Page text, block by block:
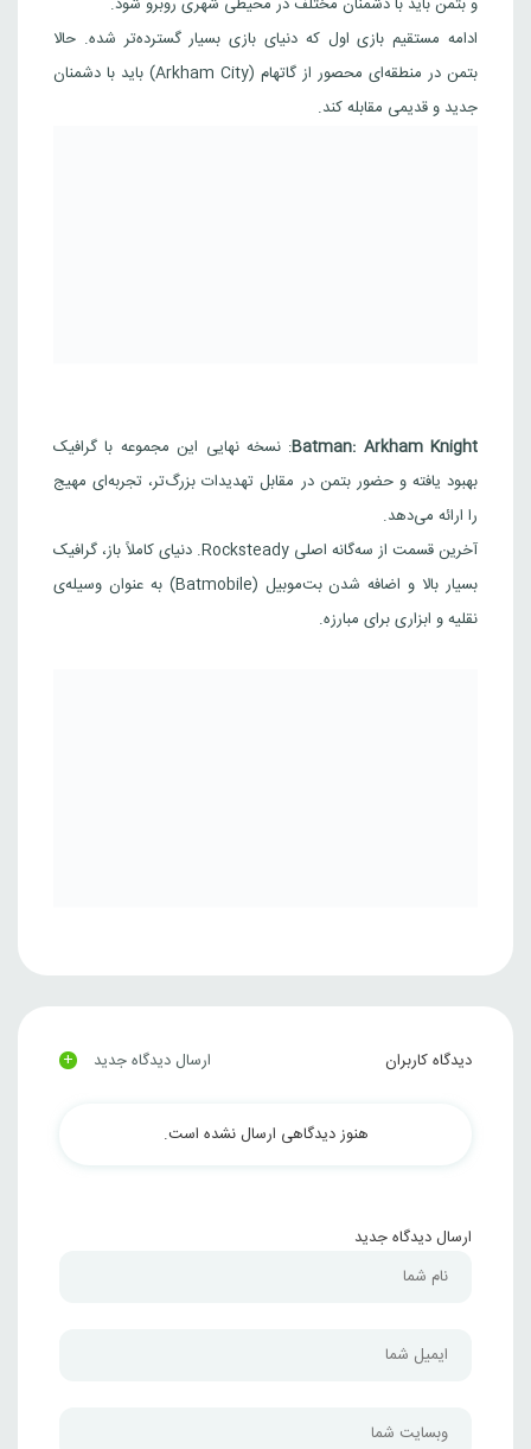
ادامه مستقیم بازی اول که دنیای بازی بسیار گسترده‌تر شده. حالا
بتمن در منطقه‌ای محصور از گاتهام (Arkham City) باید با دشمنان
جدید و قدیمی مقابله کند.
Batman: Arkham Knight
:نسخه نهایی این مجموعه با گرافیک
بهبود یافته و حضور بتمن در مقابل تهدیدات بزرگ‌تر، تجربه‌ای مهیج
را ارائه می‌دهد.
آخرین قسمت از سه‌گانه اصلی Rocksteady. دنیای کاملاً باز، گرافیک
بسیار بالا و اضافه شدن بت‌موبیل (Batmobile) به عنوان وسیله‌ی
نقلیه و ابزاری برای مبارزه.
دیدگاه کاربران ارسال دیدگاه جدید +
هنوز دیدگاهی ارسال نشده است.
ارسال دیدگاه جدید